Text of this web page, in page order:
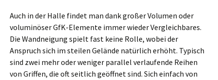
Auch in der Halle findet man dank großer Volumen oder
voluminöser GfK-Elemente immer wieder Vergleichbares.
Die Wandneigung spielt fast keine Rolle, wobei der
Anspruch sich im steilen Gelände natürlich erhöht. Typisch
sind zwei mehr oder weniger parallel verlaufende Reihen
von Griffen, die oft seitlich geöffnet sind. Sich einfach von